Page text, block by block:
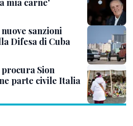
mia carne'
sanzioni
Difesa di Cuba
Sion
parte civile Italia